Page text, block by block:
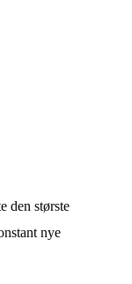
den største
nye